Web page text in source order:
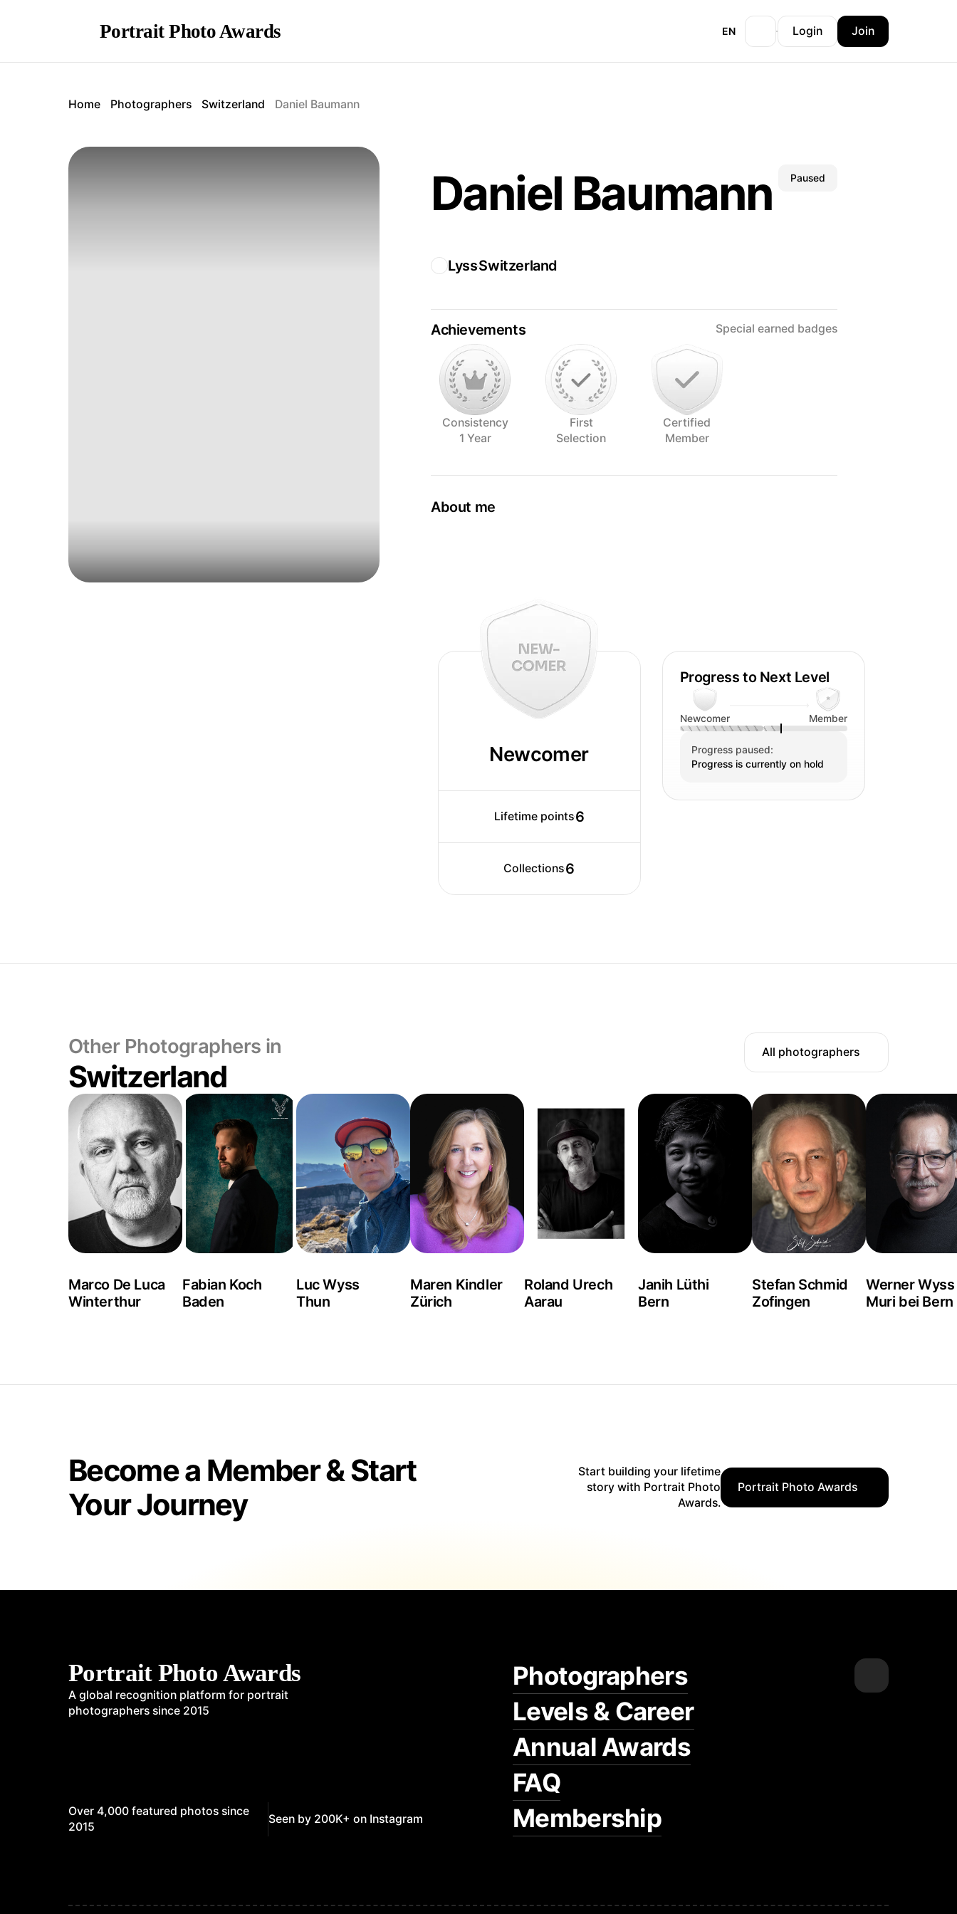
Portrait Photo Awards EN Login Join
Home Photographers Switzerland Daniel Baumann
Daniel Baumann Paused
LyssSwitzerland
Achievements Special earned badges
Consistency
1 Year
First
Selection
Certified
Member
About me
Newcomer
Lifetime points6
Collections6
Progress to Next Level
Newcomer Member
Progress paused:
Progress is currently on hold
Other Photographers in
Switzerland
All photographers
Marco De Luca
Winterthur
Fabian Koch
Baden
Luc Wyss
Thun
Maren Kindler
Zürich
Roland Urech
Aarau
Janih Lüthi
Bern
Stefan Schmid
Zofingen
Werner Wyss
Muri bei Bern
Become a Member & Start
Your Journey
Start building your lifetime
story with Portrait Photo
Awards.
Portrait Photo Awards
Portrait Photo Awards
A global recognition platform for portrait
photographers since 2015
Over 4,000 featured photos since
2015
Seen by 200K+ on Instagram
Photographers
Levels & Career
Annual Awards
FAQ
Membership